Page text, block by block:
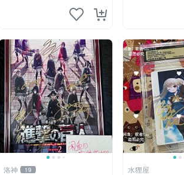
洛神 19 水狸屋